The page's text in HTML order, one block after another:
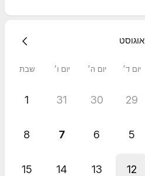
אוגוסט
יום ד׳ יום ה׳ יום ו׳ שבת
29
30
31
1
5
6
7
8
12
13
14
15